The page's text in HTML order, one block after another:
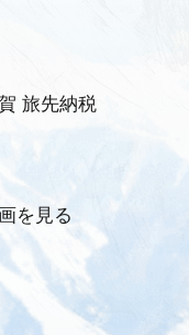
旅先納税
を見る